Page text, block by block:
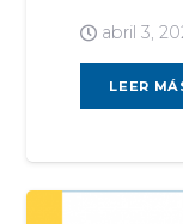
abril 3,
LEER